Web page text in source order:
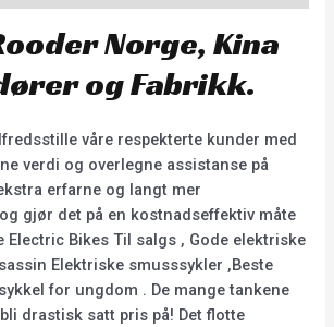
Norge, Kina
og Fabrikk.
våre respekterte kunder med
verdi og overlegne assistanse på
erfarne og langt mer
gjør det på en kostnadseffektiv måte
Electric Bikes Til salgs , Gode elektriske
Elektriske smusssykler ,Beste
for ungdom . De mange tankene
drastisk satt pris på! Det flotte